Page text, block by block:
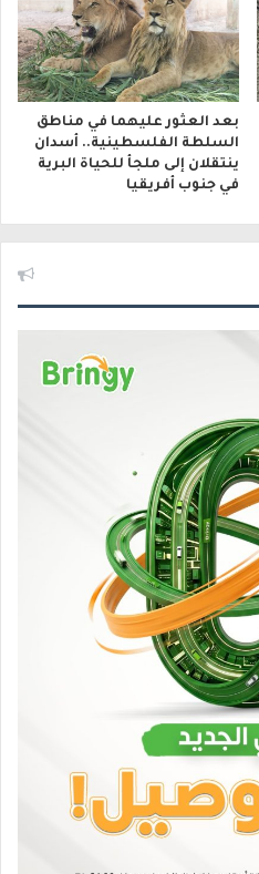
بعد العثور عليهما في مناطق
السلطة الفلسطينية.. أسدان
ينتقلان إلى ملجأ للحياة البرية
في جنوب أفريقيا